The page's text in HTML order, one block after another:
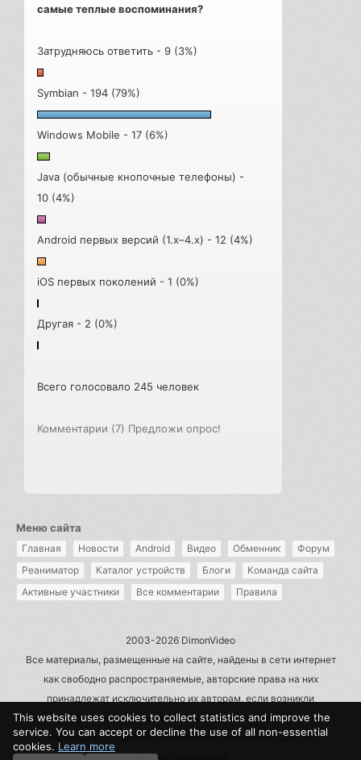
самые теплые воспоминания?
Затрудняюсь ответить - 9 (3%)
Symbian - 194 (79%)
Windows Mobile - 17 (6%)
Java (обычные кнопочные телефоны) -
10 (4%)
Android первых версий (1.x–4.x) - 12 (4%)
iOS первых поколений - 1 (0%)
Другая - 2 (0%)
Всего голосовало 245 человек
Комментарии (7) Предложи опрос!
Меню сайта
Главная Новости Android Видео Обменник
Форум
Реаниматор
Каталог устройств Блоги
Команда сайта
Активные участники
Все комментарии Правила
2003-2026 DimonVideo
Все материалы, размещенные на сайте, найдены в сети интернет
как свободно распространяемые, авторские права на них
принадлежат исключительно их авторам, если возникли
претензии - пишите на admin@dimonvideo.ru
Политика в отношении обработки персональных данных
Правообладателям
This website uses cookies to collect statistics and improve the
service. You can accept or decline the use of all non-essential
cookies. Learn more